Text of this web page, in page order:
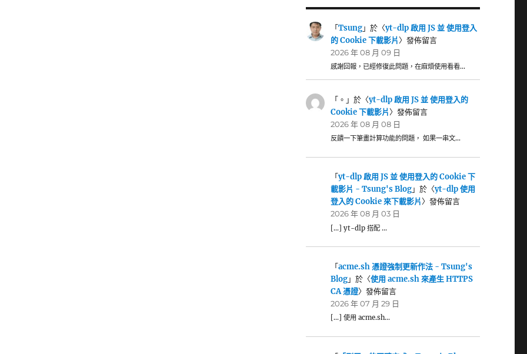
「Tsung」於〈yt-dlp 啟用 JS 並 使用登入
的 Cookie 下載影片〉發佈留言
2026 年 08 月 09 日
感謝回報，已經修復此問題，在麻煩使用看看…
「 。 」於〈yt-dlp 啟用 JS 並 使用登入的
Cookie 下載影片〉發佈留言
2026 年 08 月 08 日
反饋一下筆畫計算功能的問題， 如果一串文…
「yt-dlp 啟用 JS 並 使用登入的 Cookie 下
載影片 - Tsung's Blog」於〈yt-dlp 使用
登入的 Cookie 來下載影片〉發佈留言
2026 年 08 月 03 日
[…] yt-dlp 搭配 …
「acme.sh 憑證強制更新作法 - Tsung's
Blog」於〈使用 acme.sh 來產生 HTTPS
CA 憑證〉發佈留言
2026 年 07 月 29 日
[…] 使用 acme.sh…